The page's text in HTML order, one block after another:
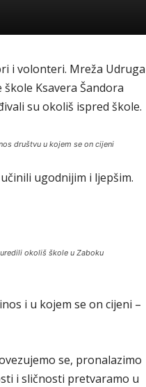
i volonteri. Mreža Udruga
Ksavera Šandora
su okoliš ispred škole.
društvu u kojem se on cijeni
ugodnijim i ljepšim.
okoliš škole u Zaboku
i u kojem se on cijeni –
se, pronalazimo
i sličnosti pretvaramo u